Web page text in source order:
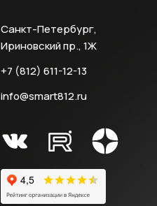
Санкт-Петербург,
Ириновский пр., 1Ж
+7 (812) 611-12-13
info@smart812.ru